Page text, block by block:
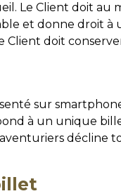
Le Client doit
et donne droit
Client doit
sur
à un unique